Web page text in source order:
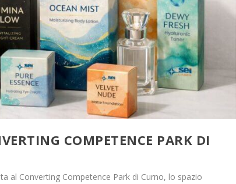
COMPETENCE PARK DI
al Converting Competence Park di Curno, lo spazio